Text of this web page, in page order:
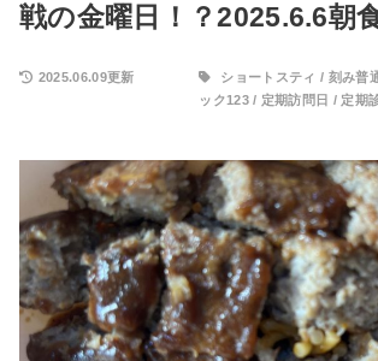
戦の金曜日！？2025.6.6朝
2025.06.09更新 ショートスティ / 刻み普
ック123/ 定期訪問日 / 定期